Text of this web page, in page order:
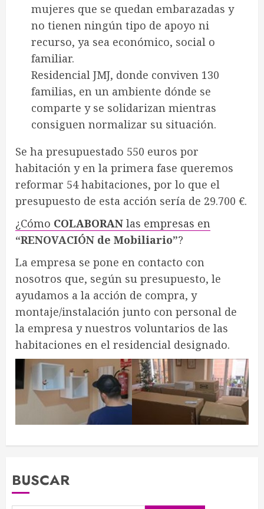
mujeres que se quedan embarazadas y
no tienen ningún tipo de apoyo ni
recurso, ya sea económico, social o
familiar.
Residencial JMJ, donde conviven 130
familias, en un ambiente dónde se
comparte y se solidarizan mientras
consiguen normalizar su situación.
Se ha presupuestado 550 euros por
habitación y en la primera fase queremos
reformar 54 habitaciones, por lo que el
presupuesto de esta acción sería de 29.700 €.
¿Cómo COLABORAN las empresas en
“RENOVACIÓN de Mobiliario”?
La empresa se pone en contacto con
nosotros que, según su presupuesto, le
ayudamos a la acción de compra, y
montaje/instalación junto con personal de
la empresa y nuestros voluntarios de las
habitaciones en el residencial designado.
BUSCAR